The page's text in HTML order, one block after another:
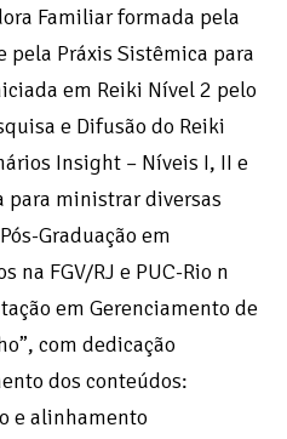
Familiar formada pela
pela Práxis Sistêmica para
em Reiki Nível 2 pelo
e Difusão do Reiki
Insight – Níveis I, II e
para ministrar diversas
Graduação em
na FGV/RJ e PUC-Rio n
em Gerenciamento de
com dedicação
dos conteúdos:
e alinhamento